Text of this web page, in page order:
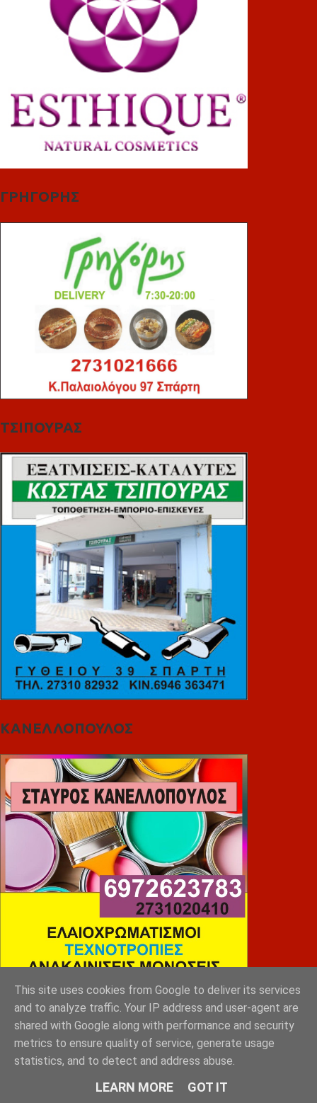
ΓΡΗΓΟΡΗΣ
ΤΣΙΠΟΥΡΑΣ
ΚΑΝΕΛΛΟΠΟΥΛΟΣ
SLEEP EXPERTS
This site uses cookies from Google to deliver its services
and to analyze traffic. Your IP address and user-agent are
shared with Google along with performance and security
metrics to ensure quality of service, generate usage
statistics, and to detect and address abuse.
LEARN MORE GOT IT